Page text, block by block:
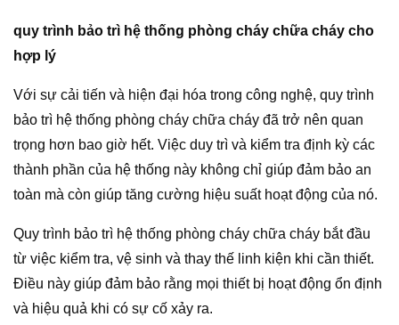
quy trình bảo trì hệ thống phòng cháy chữa cháy cho
hợp lý
Với sự cải tiến và hiện đại hóa trong công nghệ, quy trình
bảo trì hệ thống phòng cháy chữa cháy đã trở nên quan
trọng hơn bao giờ hết. Việc duy trì và kiểm tra định kỳ các
thành phần của hệ thống này không chỉ giúp đảm bảo an
toàn mà còn giúp tăng cường hiệu suất hoạt động của nó.
Quy trình bảo trì hệ thống phòng cháy chữa cháy bắt đầu
từ việc kiểm tra, vệ sinh và thay thế linh kiện khi cần thiết.
Điều này giúp đảm bảo rằng mọi thiết bị hoạt động ổn định
và hiệu quả khi có sự cố xảy ra.